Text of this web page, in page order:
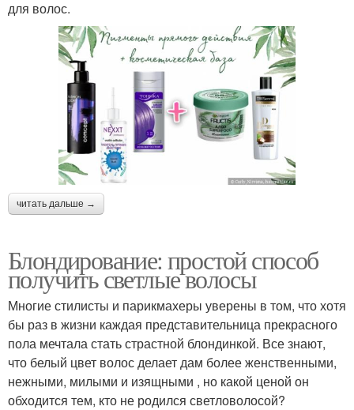
для волос.
читать дальше →
Блондирование: простой способ
получить светлые волосы
Многие стилисты и парикмахеры уверены в том, что хотя
бы раз в жизни каждая представительница прекрасного
пола мечтала стать страстной блондинкой. Все знают,
что белый цвет волос делает дам более женственными,
нежными, милыми и изящными , но какой ценой он
обходится тем, кто не родился светловолосой?